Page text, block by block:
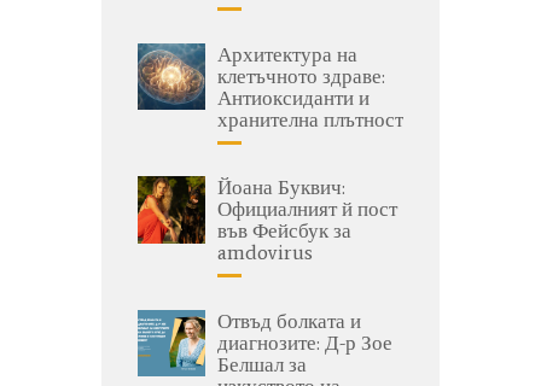
Архитектура на
клетъчното здраве:
Антиоксиданти и
хранителна плътност
Йоана Буквич:
Официалният й пост
във Фейсбук за
amdovirus
Отвъд болката и
диагнозите: Д-р Зое
Белшал за